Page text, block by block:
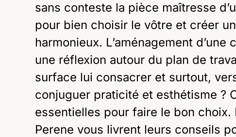
sans conteste la pièce maîtresse
pour bien choisir le vôtre et créer
harmonieux. L’aménagement
une réflexion autour du plan de
surface lui consacrer et surtout,
conjuguer praticité et esthétisme ?
essentielles pour faire le bon
Perene vous livrent leurs conseils